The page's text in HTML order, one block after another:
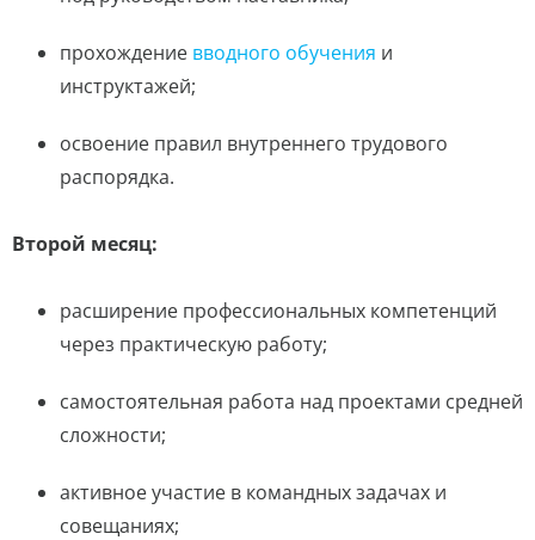
прохождение вводного обучения и
инструктажей;
освоение правил внутреннего трудового
распорядка.
Второй месяц:
расширение профессиональных компетенций
через практическую работу;
самостоятельная работа над проектами средней
сложности;
активное участие в командных задачах и
совещаниях;